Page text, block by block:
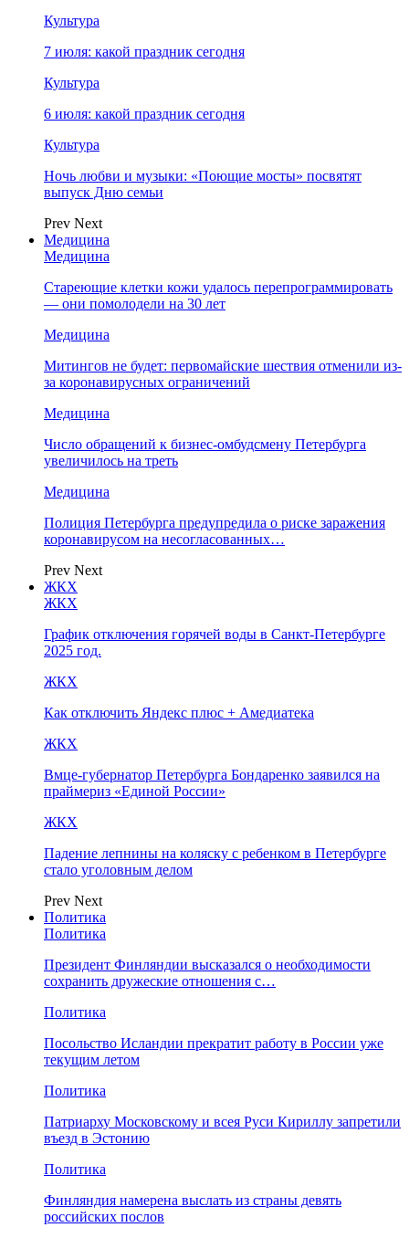
Культура
7 июля: какой праздник сегодня
Культура
6 июля: какой праздник сегодня
Культура
Ночь любви и музыки: «Поющие мосты» посвятят
выпуск Дню семьи
Prev Next
Медицина
Медицина
Стареющие клетки кожи удалось перепрограммировать
— они помолодели на 30 лет
Медицина
Митингов не будет: первомайские шествия отменили из-
за коронавирусных ограничений
Медицина
Число обращений к бизнес-омбудсмену Петербурга
увеличилось на треть
Медицина
Полиция Петербурга предупредила о риске заражения
коронавирусом на несогласованных…
Prev Next
ЖКХ
ЖКХ
График отключения горячей воды в Санкт-Петербурге
2025 год.
ЖКХ
Как отключить Яндекс плюс + Амедиатека
ЖКХ
Вмце-губернатор Петербурга Бондаренко заявился на
праймериз «Единой России»
ЖКХ
Падение лепнины на коляску с ребенком в Петербурге
стало уголовным делом
Prev Next
Политика
Политика
Президент Финляндии высказался о необходимости
сохранить дружеские отношения с…
Политика
Посольство Исландии прекратит работу в России уже
текущим летом
Политика
Патриарху Московскому и всея Руси Кириллу запретили
въезд в Эстонию
Политика
Финляндия намерена выслать из страны девять
российских послов